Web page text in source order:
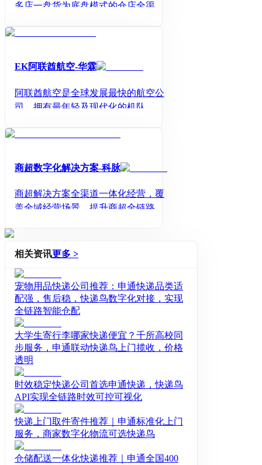
多店一盘货为底盘模式的仓店全渠道
EK阿联酋航空-华霖
阿联酋航空是全球发展最快的航空公
司，拥有最年轻及现代化的机队，获
酋航空核心包板、包量和指定销售代
理优势，每天发车过港交仓，中转速
度快捷。航线：香港--迪拜--中东/欧洲/
商超数字化解决方案-科脉
商超解决方案全渠道一体化经营，覆
盖全域经营场景，提升商超全链路数
相关资讯更多 >
宠物用品快递公司推荐：申通快递品类适
配强，售后稳，快递鸟数字化对接，实现
全链路智能仓配
大学生寄行李哪家快递便宜？千所高校同
步服务，申通联动快递鸟上门揽收，价格
透明
时效稳定快递公司首选申通快递，快递鸟
API实现全链路时效可控可视化
快递上门取件寄件推荐｜申通标准化上门
服务，商家数字化物流可选快递鸟
仓储配送一体化快递推荐｜申通全国400